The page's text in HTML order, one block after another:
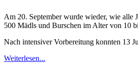
Am 20. September wurde wieder, wie alle
500 Mädls und Burschen im Alter von 10
Nach intensiver Vorbereitung konnten 13
Weiterlesen...